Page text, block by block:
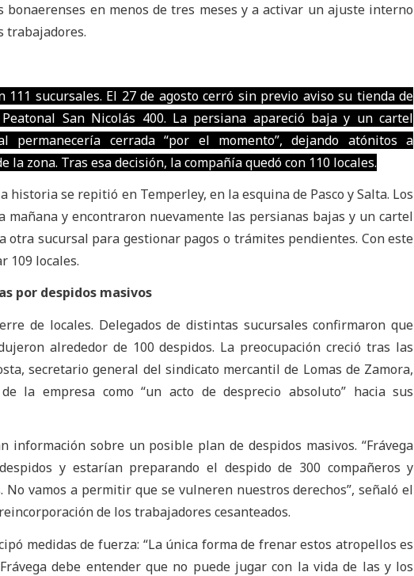
bonaerenses en menos de tres meses y a activar un ajuste interno
trabajadores.
111 sucursales. El 27 de agosto cerró sin previo aviso su tienda de
San Nicolás 400. La persiana apareció baja y un cartel
permanecería cerrada “por el momento”, dejando atónitos a
la zona. Tras esa decisión, la compañía quedó con 110 locales.
historia se repitió en Temperley, en la esquina de Pasco y Salta. Los
y encontraron nuevamente las persianas bajas y un cartel
otra sucursal para gestionar pagos o trámites pendientes. Con este
109 locales.
por despidos masivos
de locales. Delegados de distintas sucursales confirmaron que
alrededor de 100 despidos. La preocupación creció tras las
secretario general del sindicato mercantil de Lomas de Zamora,
la empresa como “un acto de desprecio absoluto” hacia sus
información sobre un posible plan de despidos masivos. “Frávega
y estarían preparando el despido de 300 compañeros y
No vamos a permitir que se vulneren nuestros derechos”, señaló el
de los trabajadores cesanteados.
medidas de fuerza: “La única forma de frenar estos atropellos es
debe entender que no puede jugar con la vida de las y los